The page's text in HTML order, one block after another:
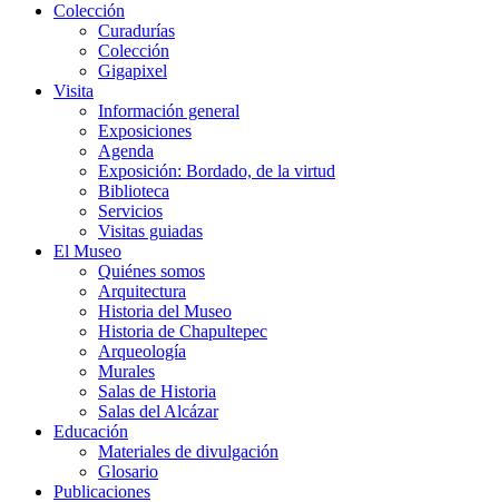
Colección
Curadurías
Colección
Gigapixel
Visita
Información general
Exposiciones
Agenda
Exposición: Bordado, de la virtud
Biblioteca
Servicios
Visitas guiadas
El Museo
Quiénes somos
Arquitectura
Historia del Museo
Historia de Chapultepec
Arqueología
Murales
Salas de Historia
Salas del Alcázar
Educación
Materiales de divulgación
Glosario
Publicaciones